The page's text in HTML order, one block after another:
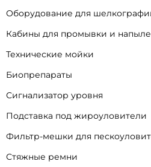
Оборудование для
Кабины для промывки и
Технические мойки
Биопрепараты
Сигнализатор уровня
Подставка под жироуловители
Фильтр-мешки для
Стяжные ремни